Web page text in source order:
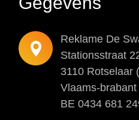
Reklame De
Stationsstraat
3110 Rotselaar
Vlaams-brabant
BE 0434 681